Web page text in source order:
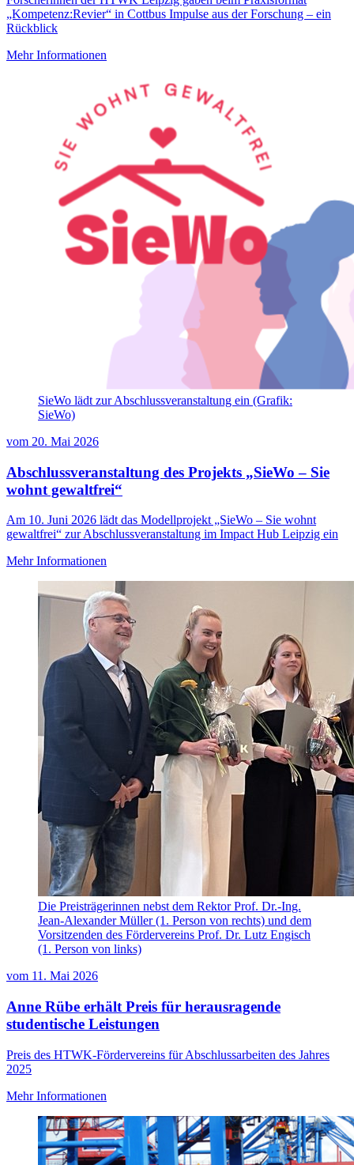
„Kompetenz:Revier“ in Cottbus Impulse aus der Forschung – ein
Rückblick
Mehr Informationen
SieWo lädt zur Abschlussveranstaltung ein (Grafik:
SieWo)
vom 20. Mai 2026
Abschlussveranstaltung des Projekts „SieWo – Sie
wohnt gewaltfrei“
Am 10. Juni 2026 lädt das Modellprojekt „SieWo – Sie wohnt
gewaltfrei“ zur Abschlussveranstaltung im Impact Hub Leipzig ein
Mehr Informationen
Die Preisträgerinnen nebst dem Rektor Prof. Dr.-Ing.
Jean-Alexander Müller (1. Person von rechts) und dem
Vorsitzenden des Fördervereins Prof. Dr. Lutz Engisch
(1. Person von links)
vom 11. Mai 2026
Anne Rübe erhält Preis für herausragende
studentische Leistungen
Preis des HTWK-Fördervereins für Abschlussarbeiten des Jahres
2025
Mehr Informationen